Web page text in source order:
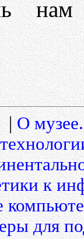
нам
|О
к
для